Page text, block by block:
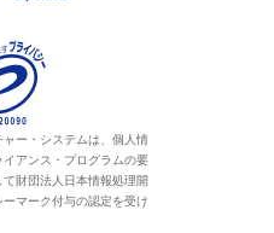
ー・システムは、個人情
アンス・プログラムの要
財団法人日本情報処理開
マーク付与の認定を受け